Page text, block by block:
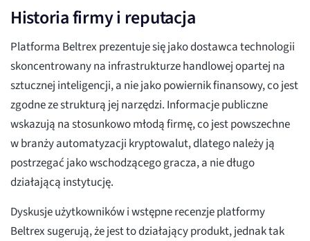
Historia firmy i reputacja
Platforma Beltrex prezentuje się jako dostawca technologii
skoncentrowany na infrastrukturze handlowej opartej na
sztucznej inteligencji, a nie jako powiernik finansowy, co jest
zgodne ze strukturą jej narzędzi. Informacje publiczne
wskazują na stosunkowo młodą firmę, co jest powszechne
w branży automatyzacji kryptowalut, dlatego należy ją
postrzegać jako wschodzącego gracza, a nie długo
działającą instytucję.
Dyskusje użytkowników i wstępne recenzje platformy
Beltrex sugerują, że jest to działający produkt, jednak tak